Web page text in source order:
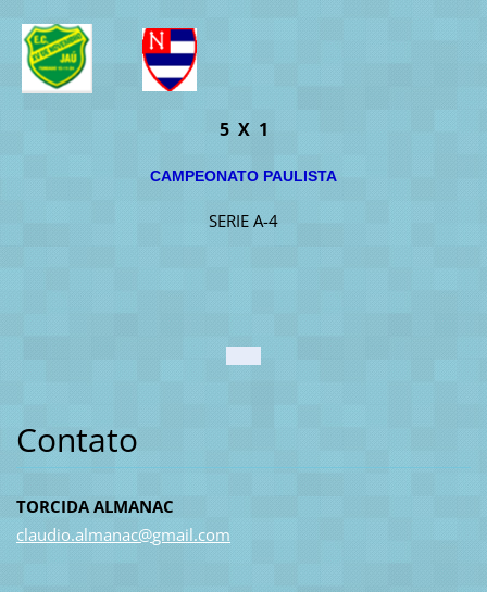
5 X 1
CAMPEONATO PAULISTA
SERIE A-4
Contato
TORCIDA ALMANAC
claudio.almanac@gmail.com